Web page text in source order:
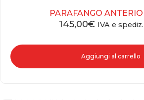
PARAFANGO
145,00€ IVA e
Aggiungi al carrello